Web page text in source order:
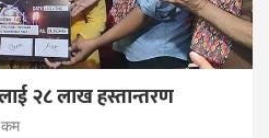
२८ लाख हस्तान्तरण
कम